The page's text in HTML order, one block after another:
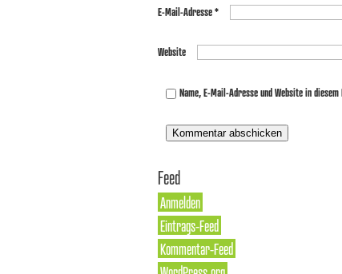
E-Mail-Adresse*
Website
Name, E-Mail-Adresse und Website in
Feed
Anmelden
Eintrags-Feed
Kommentar-Feed